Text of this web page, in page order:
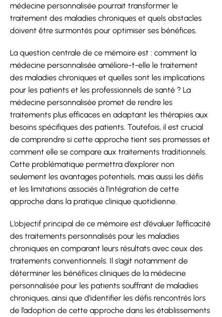
médecine personnalisée pourrait transformer le
traitement des maladies chroniques et quels obstacles
doivent être surmontés pour optimiser ses bénéfices.
La question centrale de ce mémoire est : comment la
médecine personnalisée améliore-t-elle le traitement
des maladies chroniques et quelles sont les implications
pour les patients et les professionnels de santé ? La
médecine personnalisée promet de rendre les
traitements plus efficaces en adaptant les thérapies aux
besoins spécifiques des patients. Toutefois, il est crucial
de comprendre si cette approche tient ses promesses et
comment elle se compare aux traitements traditionnels.
Cette problématique permettra d’explorer non
seulement les avantages potentiels, mais aussi les défis
et les limitations associés à l’intégration de cette
approche dans la pratique clinique quotidienne.
L’objectif principal de ce mémoire est d’évaluer l’efficacité
des traitements personnalisés pour les maladies
chroniques en comparant leurs résultats avec ceux des
traitements conventionnels. Il s’agit notamment de
déterminer les bénéfices cliniques de la médecine
personnalisée pour les patients souffrant de maladies
chroniques, ainsi que d’identifier les défis rencontrés lors
de l’adoption de cette approche dans les établissements